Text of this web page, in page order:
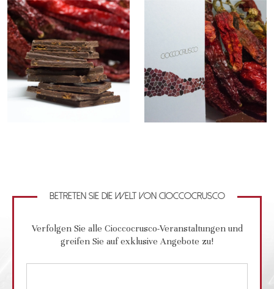
Betreten Sie die Welt von Cioccocrusco
Verfolgen Sie alle Cioccocrusco-Veranstaltungen und
greifen Sie auf exklusive Angebote zu!